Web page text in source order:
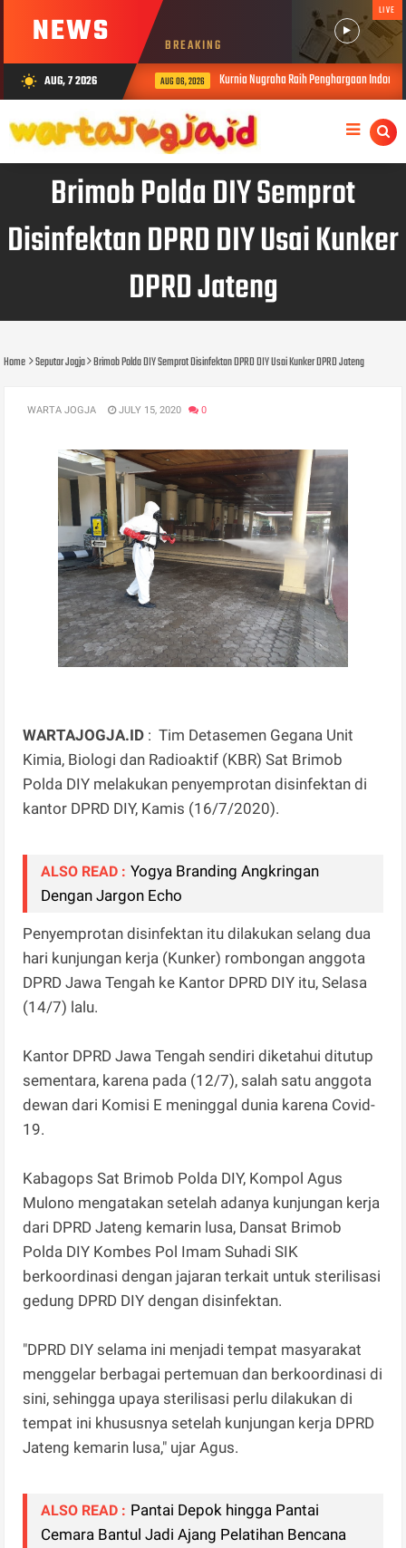
NEWS BREAKING
LIVE
wb_sunny AUG, 7 2026 AUG 06, 2026 Kurnia Nugraha Raih Penghargaan Indonesia
Brimob Polda DIY Semprot
Disinfektan DPRD DIY Usai Kunker
DPRD Jateng
Home Seputar Jogja Brimob Polda DIY Semprot Disinfektan DPRD DIY Usai Kunker DPRD Jateng
WARTA JOGJA JULY 15, 2020 0
WARTAJOGJA.ID : Tim Detasemen Gegana Unit
Kimia, Biologi dan Radioaktif (KBR) Sat Brimob
Polda DIY melakukan penyemprotan disinfektan di
kantor DPRD DIY, Kamis (16/7/2020).
ALSO READ : Yogya Branding Angkringan
Dengan Jargon Echo
Penyemprotan disinfektan itu dilakukan selang dua
hari kunjungan kerja (Kunker) rombongan anggota
DPRD Jawa Tengah ke Kantor DPRD DIY itu, Selasa
(14/7) lalu.
Kantor DPRD Jawa Tengah sendiri diketahui ditutup
sementara, karena pada (12/7), salah satu anggota
dewan dari Komisi E meninggal dunia karena Covid-
19.
Kabagops Sat Brimob Polda DIY, Kompol Agus
Mulono mengatakan setelah adanya kunjungan kerja
dari DPRD Jateng kemarin lusa, Dansat Brimob
Polda DIY Kombes Pol Imam Suhadi SIK
berkoordinasi dengan jajaran terkait untuk sterilisasi
gedung DPRD DIY dengan disinfektan.
"DPRD DIY selama ini menjadi tempat masyarakat
menggelar berbagai pertemuan dan berkoordinasi di
sini, sehingga upaya sterilisasi perlu dilakukan di
tempat ini khususnya setelah kunjungan kerja DPRD
Jateng kemarin lusa," ujar Agus.
ALSO READ : Pantai Depok hingga Pantai
Cemara Bantul Jadi Ajang Pelatihan Bencana